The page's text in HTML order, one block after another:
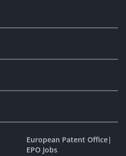
European Patent Office|
EPO Jobs